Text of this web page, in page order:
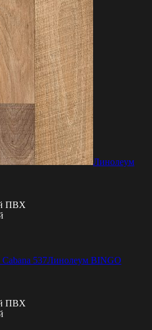
Линолеум
ПВХ
Линолеум BINGO
ПВХ